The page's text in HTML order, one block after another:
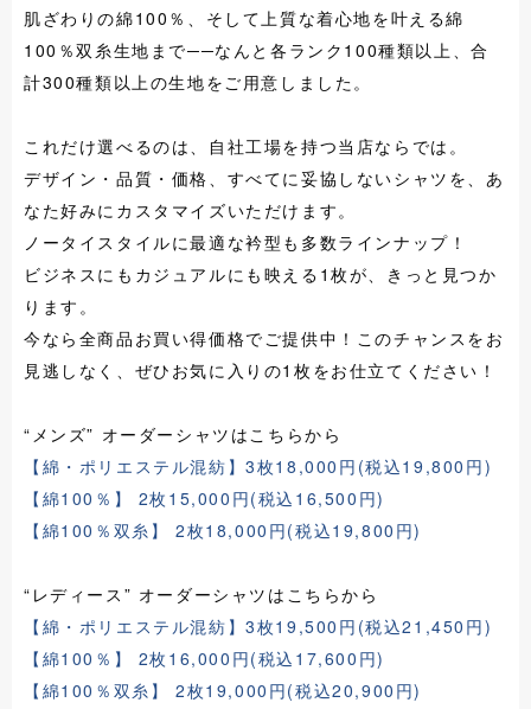
肌ざわりの綿100％、そして上質な着心地を叶える綿
100％双糸生地まで──なんと各ランク100種類以上、合
計300種類以上の生地をご用意しました。
これだけ選べるのは、自社工場を持つ当店ならでは。
デザイン・品質・価格、すべてに妥協しないシャツを、あ
なた好みにカスタマイズいただけます。
ノータイスタイルに最適な衿型も多数ラインナップ！
ビジネスにもカジュアルにも映える1枚が、きっと見つか
ります。
今なら全商品お買い得価格でご提供中！このチャンスをお
見逃しなく、ぜひお気に入りの1枚をお仕立てください！
“メンズ” オーダーシャツはこちらから
【綿・ポリエステル混紡】3枚18,000円(税込19,800円)
【綿100％】 2枚15,000円(税込16,500円)
【綿100％双糸】 2枚18,000円(税込19,800円)
“レディース” オーダーシャツはこちらから
【綿・ポリエステル混紡】3枚19,500円(税込21,450円)
【綿100％】 2枚16,000円(税込17,600円)
【綿100％双糸】 2枚19,000円(税込20,900円)